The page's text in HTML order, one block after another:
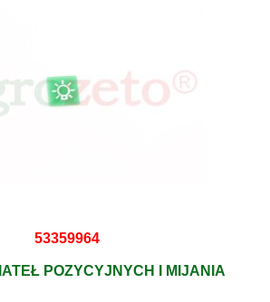
53359964
POZYCYJNYCH I MIJANIA